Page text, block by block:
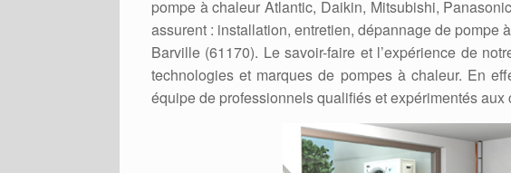
pompe à chaleur Atlantic, Daikin, Mitsubishi,
assurent : installation, entretien, dépannage de pompe
Barville (61170). Le savoir-faire et l’expérience de
technologies et marques de pompes à chaleur. En
équipe de professionnels qualifiés et expérimentés aux